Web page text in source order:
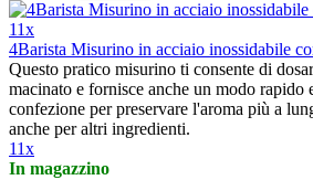
11x
4Barista Misurino in acciaio inossidabile
Questo pratico misurino ti consente di
macinato e fornisce anche un modo rapido
confezione per preservare l'aroma più a
anche per altri ingredienti.
11x
In magazzino